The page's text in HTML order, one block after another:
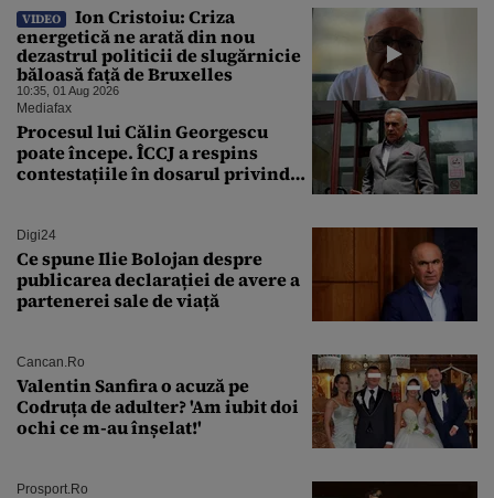
VIDEO
Ion Cristoiu: Criza
energetică ne arată din nou
dezastrul politicii de slugărnicie
băloasă față de Bruxelles
10:35, 01 Aug 2026
Mediafax
Procesul lui Călin Georgescu
poate începe. ÎCCJ a respins
contestațiile în dosarul privind
Digi24
Ce spune Ilie Bolojan despre
publicarea declarației de avere a
partenerei sale de viață
Cancan.ro
Valentin Sanfira o acuză pe
Codruța de adulter? 'Am iubit doi
ochi ce m-au înșelat!'
Prosport.ro